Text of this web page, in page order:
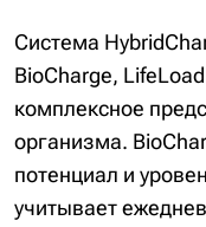
Система
BioCharge,
комплексное
организма.
потенциал и
учитывает